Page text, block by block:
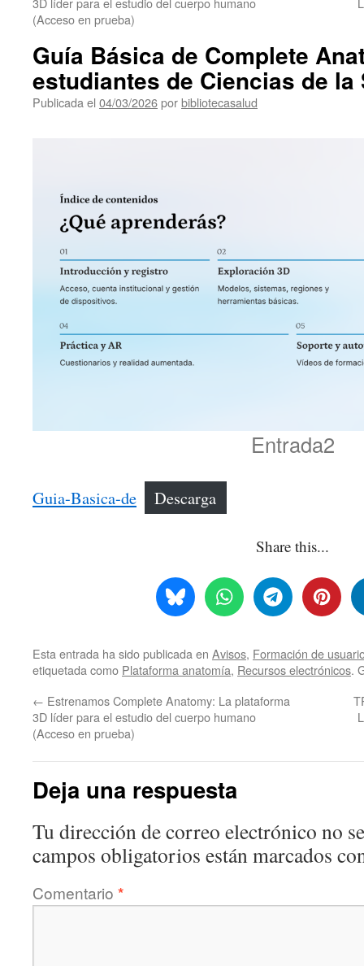
(Acceso en prueba)
Guía Básica de Complete
estudiantes de Ciencias de la
Publicada el 04/03/2026porbibliotecasalud
Entrada2
Guia-Basica-de Descarga
Share this...
Esta entrada ha sido publicada en Avisos, Formación de
etiquetada como Plataforma anatomía, Recursos electrónicos.
← Estrenamos Complete Anatomy: La plataforma
3D líder para el estudio del cuerpo humano
(Acceso en prueba)
Deja una respuesta
Tu dirección de correo electrónico no
campos obligatorios están marcados
Comentario *